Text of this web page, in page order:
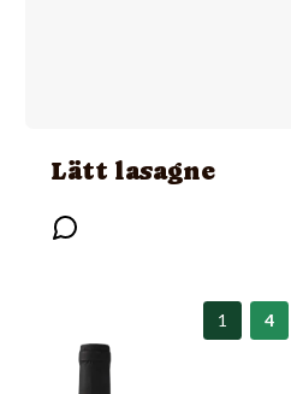
Lätt lasagne
1 4